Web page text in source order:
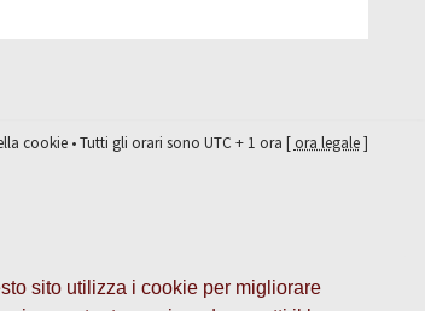
sito utilizza i cookie per migliorare
cookie• Tutti gli orari sono UTC + 1 ora [ora legale]